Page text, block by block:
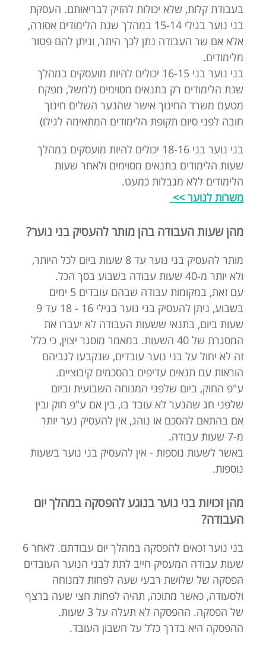
בעבודת קלות, שלא יכולות להזיק לבריאותם. העסקת
בני נוער בגילי 15-14 במהלך שנת הלימודים אסורה,
אלא אם שר העבודה נתן לכך היתר, וניתן להם פטור
מלימודים.
בני נוער בני 16-15 יכולים להיות מועסקים במהלך
שנת הלימודים רק בתנאים מסוימים (למשל, מפקח
מטעם משרד החינוך אישר שהנער השלים חינוך
חובה לפני סיום תקופת הלימודים המתאימה לגילו)
בני נוער בני 18-16 יכולים להיות מועסקים במהלך
שעות הלימודים בתנאים מסוימים ולאחר שעות
הלימודים ללא מגבלות כמעט.
משרות לנוער >>
מהן שעות העבודה בהן מותר להעסיק בני נוער?
מותר להעסיק בני נוער עד 8 שעות ביום לכל היותר,
ולא יותר מ-40 שעות עבודה בשבוע בסך הכל.
עם זאת, במקומות עבודה שבהם עובדים 5 ימים
בשבוע, ניתן להעסיק בני נוער בגילי 16 - 18 עד 9
שעות ביום, בתנאי ששעות העבודה לא יעברו את
המסגרת של 40 השעות. במאמר מוסגר יצוין, כי כלל
זה לא יחול על בני נוער עובדים, שנקבעו לגביהם
הוראות עם תנאים עדיפים בהסכמים קיבוציים.
ע"פ החוק, ביום שלפני המנוחה השבועית וביום
שלפני חג שהנער לא עובד בו, בין אם ע"פ חוק ובין
אם בהתאם להסכם או נוהג, אין להעסיק נער יותר
מ-7 שעות עבודה.
באשר לשעות נוספות - אין להעסיק בני נוער בשעות
נוספות.
מהן זכויות בני נוער בנוגע להפסקה במהלך יום
העבודה?
בני נוער זכאים להפסקה במהלך יום עבודתם. לאחר 6
שעות עבודה המעסיק חייב לתת לבני הנוער העובדים
הפסקה של שלושת רבעי שעה לפחות למנוחה
ולסעודה, כאשר מתוכה, תהיה לפחות חצי שעה ברצף
של הפסקה. ההפסקה לא תעלה על 3 שעות.
ההפסקה היא בדרך כלל על חשבון העובד.